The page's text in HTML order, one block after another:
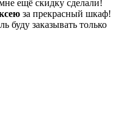
ещё скидку сделали!
за прекрасный шкаф!
буду заказывать только